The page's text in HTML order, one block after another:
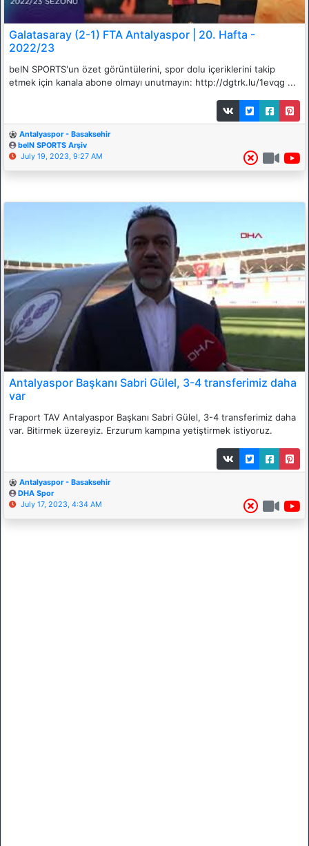
Galatasaray (2-1) FTA Antalyaspor | 20. Hafta -
2022/23
beIN SPORTS'un özet görüntülerini, spor dolu içeriklerini takip
etmek için kanala abone olmayı unutmayın: http://dgtrk.lu/1evqg ...
Antalyaspor - Basaksehir
beIN SPORTS Arşiv
July 19, 2023, 9:27 AM
Antalyaspor Başkanı Sabri Gülel, 3-4 transferimiz daha
var
Fraport TAV Antalyaspor Başkanı Sabri Gülel, 3-4 transferimiz daha
var. Bitirmek üzereyiz. Erzurum kampına yetiştirmek istiyoruz.
Antalyaspor - Basaksehir
DHA Spor
July 17, 2023, 4:34 AM